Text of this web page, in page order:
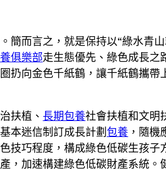
簡而言之，就是保持以“綠水青
俱樂部走生態優先、綠色成長之
向金色千紙鶴，讓千紙鶴攜帶
扶植、 長期包養社會扶植和文明
本迷信制訂成長計劃包養 ，隨
技巧程度，構成綠色低碳生孩子
，加速構建綠色低碳財產系統。